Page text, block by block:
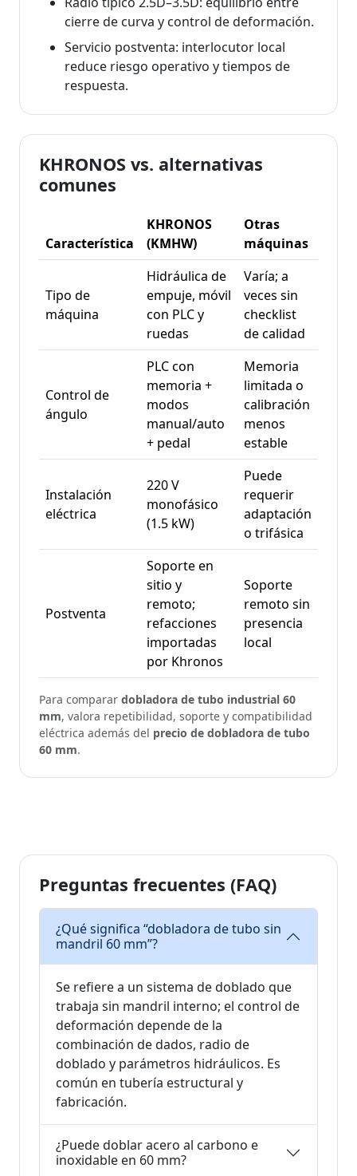
cierre de curva y control de deformación.
Servicio postventa: interlocutor local
reduce riesgo operativo y tiempos de
respuesta.
KHRONOS vs. alternativas
comunes
Característica
KHRONOS
(KMHW)
Otras
máquinas
Tipo de
máquina
Hidráulica de
empuje, móvil
con PLC y
ruedas
Varía; a
veces sin
checklist
de calidad
Control de
ángulo
PLC con
memoria +
modos
manual/auto
+ pedal
Memoria
limitada o
calibración
menos
estable
Instalación
eléctrica
220 V
monofásico
(1.5 kW)
Puede
requerir
adaptación
o trifásica
Postventa
Soporte en
sitio y
remoto;
refacciones
importadas
por Khronos
Soporte
remoto sin
presencia
local
Para comparar dobladora de tubo industrial 60
mm, valora repetibilidad, soporte y compatibilidad
eléctrica además del precio de dobladora de tubo
60 mm.
Preguntas frecuentes (FAQ)
¿Qué significa “dobladora de tubo sin
mandril 60 mm”?
Se refiere a un sistema de doblado que
trabaja sin mandril interno; el control de
deformación depende de la
combinación de dados, radio de
doblado y parámetros hidráulicos. Es
común en tubería estructural y
fabricación.
¿Puede doblar acero al carbono e
inoxidable en 60 mm?